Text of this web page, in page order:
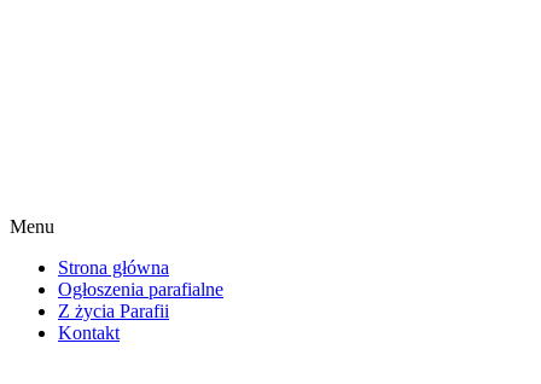
Menu
Strona główna
Ogłoszenia parafialne
Z życia Parafii
Kontakt